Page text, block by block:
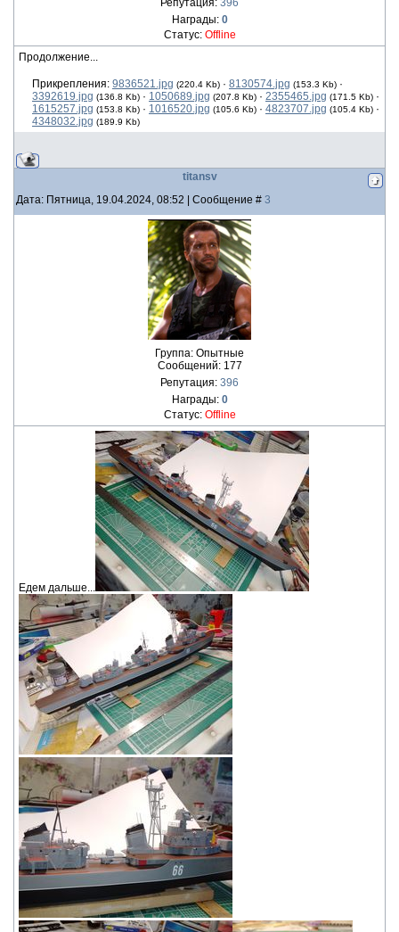
Репутация: 396
Награды: 0
Статус: Offline
Продолжение...
Прикрепления: 9836521.jpg (220.4 Kb) · 8130574.jpg (153.3 Kb) ·
3392619.jpg (136.8 Kb) · 1050689.jpg (207.8 Kb) · 2355465.jpg (171.5 Kb) ·
1615257.jpg (153.8 Kb) · 1016520.jpg (105.6 Kb) · 4823707.jpg (105.4 Kb) ·
4348032.jpg (189.9 Kb)
titansv
Дата: Пятница, 19.04.2024, 08:52 | Сообщение # 3
Группа: Опытные
Сообщений: 177
Репутация: 396
Награды: 0
Статус: Offline
Едем дальше...